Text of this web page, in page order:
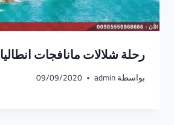
رحلة شلالات مانافجات انطاليا
بواسطةadmin
09/09/2020